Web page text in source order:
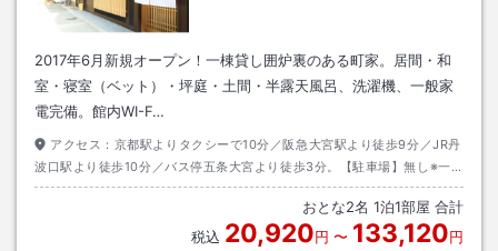
2017年6月新規オープン！一棟貸し囲炉裏のある町家。居間・和
室・寝室（ベット）・坪庭・土間・半露天風呂、洗濯機、一般家
電完備。館内WI-F…
アクセス： 京都駅よりタクシーで10分／阪急大宮駅より徒歩9分／JR丹
波口駅より徒歩10分／バス停五条大宮より徒歩3分。【駐車場】無し※一
棟一泊につき提携の駐車場に限り1000円の補助券をお渡ししておりま
おとな2名 1泊1部屋 合計
税込 20,920円 〜 133,120円